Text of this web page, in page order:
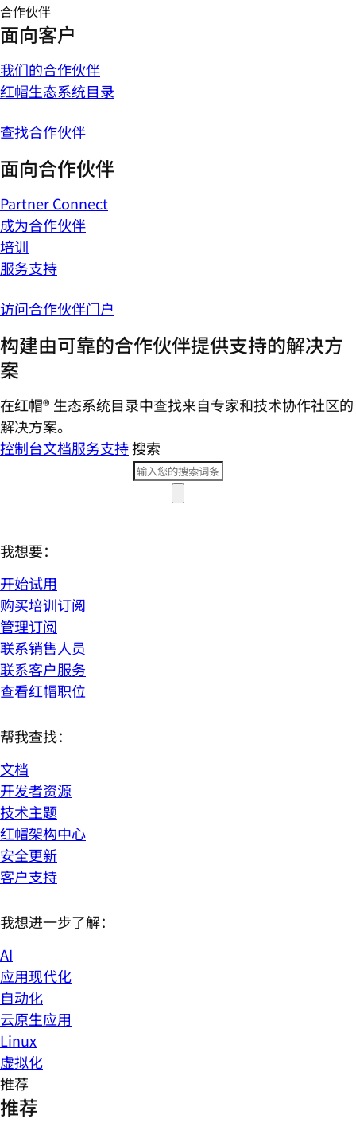
合作伙伴
面向客户
我们的合作伙伴
红帽生态系统目录
查找合作伙伴
面向合作伙伴
Partner Connect
成为合作伙伴
培训
服务支持
访问合作伙伴门户
构建由可靠的合作伙伴提供支持的解决方
案
在红帽® 生态系统目录中查找来自专家和技术协作社区的
解决方案。
控制台文档服务支持搜索
我想要：
开始试用
购买培训订阅
管理订阅
联系销售人员
联系客户服务
查看红帽职位
帮我查找：
文档
开发者资源
技术主题
红帽架构中心
安全更新
客户支持
我想进一步了解：
AI
应用现代化
自动化
云原生应用
Linux
虚拟化
推荐
推荐